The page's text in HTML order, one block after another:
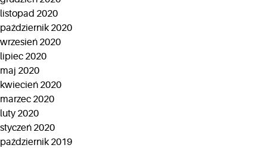
listopad 2020
październik 2020
wrzesień 2020
lipiec 2020
maj 2020
kwiecień 2020
marzec 2020
luty 2020
styczeń 2020
październik 2019